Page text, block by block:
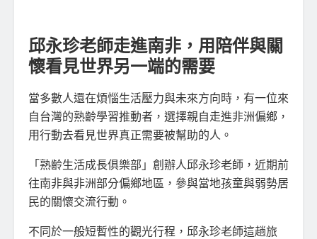
邱永珍老師走進南非，用陪伴與關
懷看見世界另一端的需要
當多數人還在煩惱生活壓力與未來方向時，有一位來
自台灣的熟齡學習推動者，選擇親自走進非洲偏鄉，
用行動去看見世界真正需要被幫助的人。
「熟齡生活成長俱樂部」創辦人邱永珍老師，近期前
往南非與非洲部分偏鄉地區，參與當地孩童與弱勢居
民的關懷交流行動。
不同於一般短暫性的觀光行程，邱永珍老師這趟旅